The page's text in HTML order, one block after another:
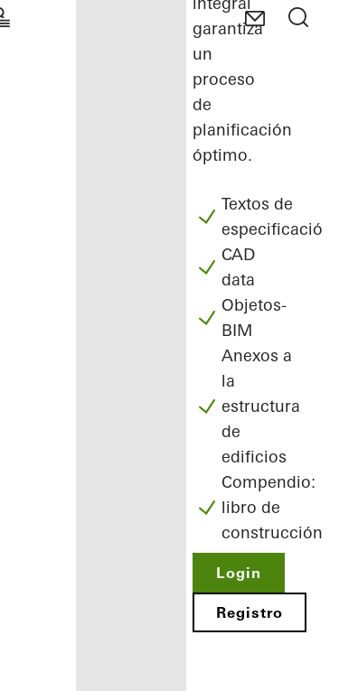
garantiza
un
proceso
de
planificación
óptimo.
Textos de
especificación
CAD
data
Objetos-
BIM
Anexos a
la
estructura
de
edificios
Compendio:
libro de
construcción
Login
Registro